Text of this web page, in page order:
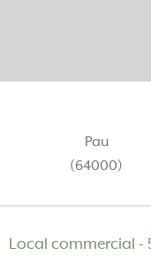
Pau
(64000)
Local commercial -